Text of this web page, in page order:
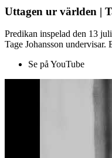
Uttagen ur världen |
Predikan inspelad den 13
Tage Johansson undervisar.
Se på YouTube